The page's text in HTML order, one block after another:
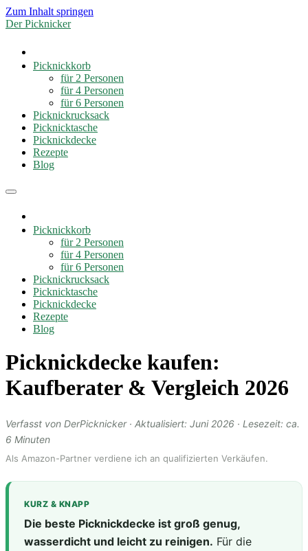
Zum Inhalt springen
Der Picknicker
Picknickkorb
für 2 Personen
für 4 Personen
für 6 Personen
Picknickrucksack
Picknicktasche
Picknickdecke
Rezepte
Blog
Picknickkorb
für 2 Personen
für 4 Personen
für 6 Personen
Picknickrucksack
Picknicktasche
Picknickdecke
Rezepte
Blog
Picknickdecke kaufen:
Kaufberater & Vergleich 2026
Verfasst von DerPicknicker · Aktualisiert: Juni 2026 · Lesezeit: ca.
6 Minuten
Als Amazon-Partner verdiene ich an qualifizierten Verkäufen.
KURZ & KNAPP
Die beste Picknickdecke ist groß genug,
wasserdicht und leicht zu reinigen. Für die